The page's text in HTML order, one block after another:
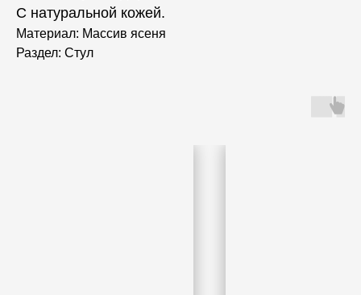
С натуральной кожей.
Материал: Массив ясеня
Раздел: Стул